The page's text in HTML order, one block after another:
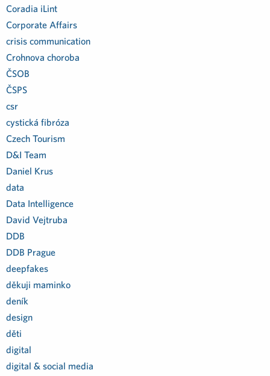
Coradia iLint
Corporate Affairs
crisis communication
Crohnova choroba
ČSOB
ČSPS
csr
cystická fibróza
Czech Tourism
D&I Team
Daniel Krus
data
Data Intelligence
David Vejtruba
DDB
DDB Prague
deepfakes
děkuji maminko
deník
design
děti
digital
digital & social media